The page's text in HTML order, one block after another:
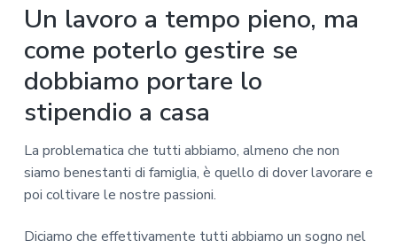
Un lavoro a tempo pieno, ma
come poterlo gestire se
dobbiamo portare lo
stipendio a casa
La problematica che tutti abbiamo, almeno che non
siamo benestanti di famiglia, è quello di dover lavorare e
poi coltivare le nostre passioni.
Diciamo che effettivamente tutti abbiamo un sogno nel